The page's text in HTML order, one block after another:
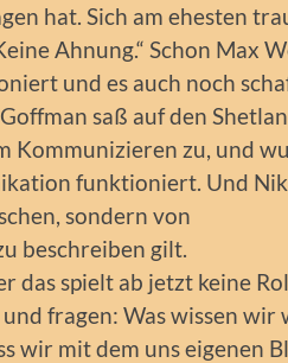
hat. Sich am ehesten
Ahnung.“ Schon Max
und es auch noch
saß auf den
Kommunizieren zu, und
funktioniert. Und
sondern von
beschreiben gilt.
das spielt ab jetzt keine
fragen: Was wissen wir
wir mit dem uns eigenen